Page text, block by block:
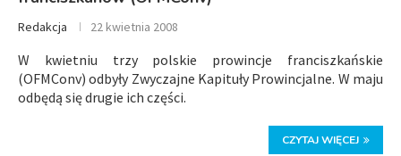
Redakcja 22 kwietnia 2008
W kwietniu trzy polskie prowincje franciszkańskie
(OFMConv) odbyły Zwyczajne Kapituły Prowincjalne. W maju
odbędą się drugie ich części.
CZYTAJ WIĘCEJ